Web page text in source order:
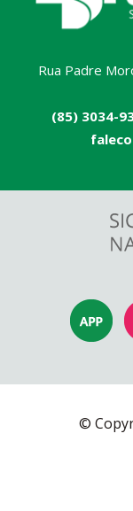
Rua Padre
(85) 3034-
©